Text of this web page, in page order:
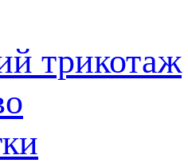
трикотаж